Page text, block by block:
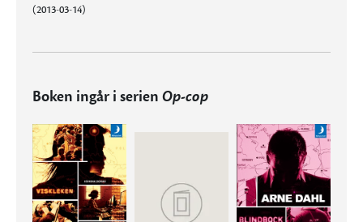
(2013-03-14)
Boken ingår i serien Op-cop